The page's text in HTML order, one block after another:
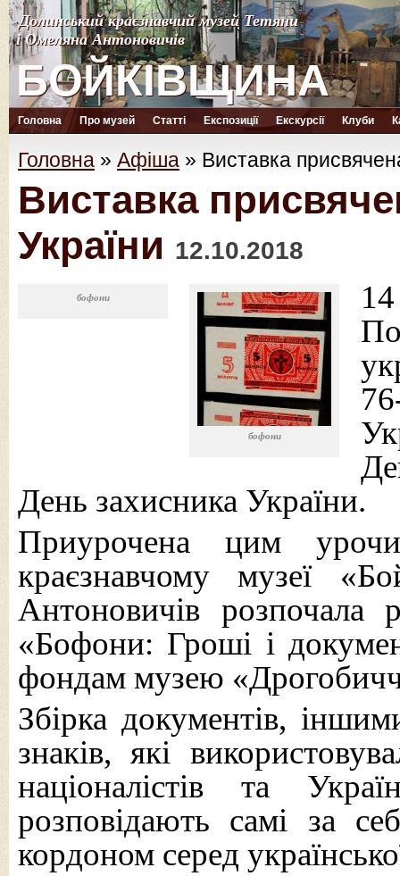
Долинський краєзнавчий музей Тетяни
і Омеляна Антоновичів
БОЙКІВЩИНА
Долинський краєзнавчий музей Тетяни
і Омеляна Антоновичів
БОЙКІВЩИНА
Головна Про музей Статті Експозиції Екскурсії Клуби
Головна » Афіша » Виставка
Виставка
України 12.10.2018
бофони
бофони
День захисника України.
Приурочена цим
краєзнавчому музеї
Антоновичів розпочала
«Бофони: Гроші і
фондам музею
Збірка документів,
знаків, які
націоналістів та
розповідають самі за
кордоном серед